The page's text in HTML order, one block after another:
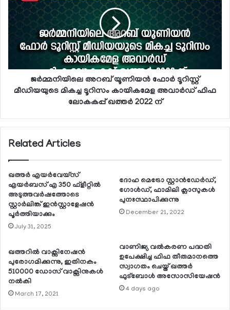
ജര്‍മ്മനിയിലെ അറബ് യൂണിയന്‍ ഫോര്‍ ടൂറിസ്റ്റ്
മീഡിയയുടെ മികച്ച ടൂറിസം കായികമേള അവാര്‍ഡ് ഫിഫ
ലോകകപ്പ് ഖത്തര്‍ 2022 ന്
Related Articles
ഖത്തര്‍ എയര്‍വേയ്‌സ്
എയര്‍ബസ് എ 350 ഫ്‌ളീറ്റില്‍
അടുത്തവര്‍ഷത്തോടെ
സ്റ്റാര്‍ലിങ്ക് ഇന്‍സ്റ്റാളേഷന്‍
പൂര്‍ത്തിയാക്കും
July 31, 2025
ദോഹ മെട്രോ സ്റ്റാന്‍ഡേര്‍ഡ്,
ഗോള്‍ഡ്, ഫാമിലി ക്ലാസുകള്‍
പുനഃസ്ഥാപിക്കുന്നു
December 21, 2022
ഖത്തറില്‍ വാക്സിനേഷന്‍
പുരോഗമിക്കുന്നു, ഇതിനകം
510000 ഡോസ് വാക്സിനുകള്‍
നല്‍കി
March 17, 2021
വാണിജ്യ വല്‍കരണ പദ്ധതി
ഉപേക്ഷിച്ച ഫിഫ തീരുമാനത്തെ
സ്വാഗതം ചെയ്ത് ഖത്തര്‍
ഫുട്‌ബോള്‍ അസോസിയേഷന്‍
4 days ago